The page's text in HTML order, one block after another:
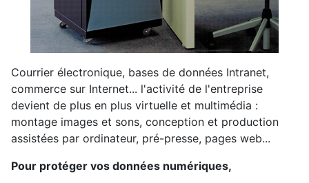
Courrier électronique, bases de données Intranet,
commerce sur Internet... l'activité de l'entreprise
devient de plus en plus virtuelle et multimédia :
montage images et sons, conception et production
assistées par ordinateur, pré-presse, pages web...
Pour protéger vos données numériques,